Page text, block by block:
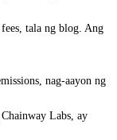
tala ng blog. Ang
nag-aayon ng
Labs, ay